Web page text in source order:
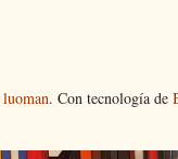
luoman. Con tecnología de